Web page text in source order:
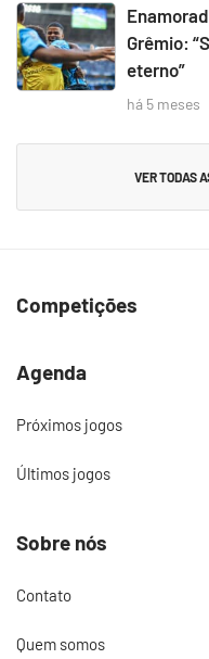
Grêmio:
eterno”
há 5 meses
VER TODAS
Competições
Agenda
Próximos jogos
Últimos jogos
Sobre nós
Contato
Quem somos